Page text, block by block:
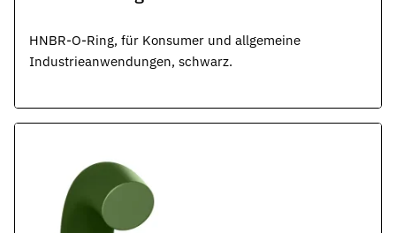
HNBR-O-Ring, für Konsumer und allgemeine
Industrieanwendungen, schwarz.